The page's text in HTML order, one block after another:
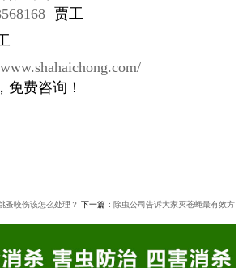
贾工
免费咨询！
蚤咬伤该怎么处理？ 下一篇： 除虫公司告诉大家灭苍蝇最有效方